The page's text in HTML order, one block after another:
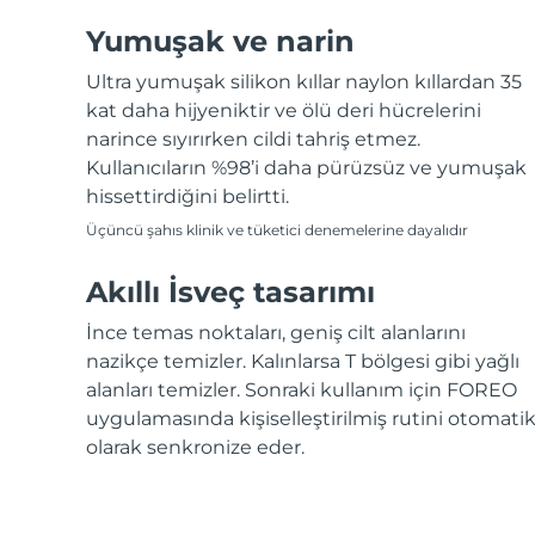
Yumuşak ve narin
Ultra yumuşak silikon kıllar naylon kıllardan 35
kat daha hijyeniktir ve ölü deri hücrelerini
narince sıyırırken cildi tahriş etmez.
Kullanıcıların %98’i daha pürüzsüz ve yumuşak
hissettirdiğini belirtti.
Üçüncü şahıs klinik ve tüketici denemelerine dayalıdır
Akıllı İsveç tasarımı
İnce temas noktaları, geniş cilt alanlarını
nazikçe temizler. Kalınlarsa T bölgesi gibi yağlı
alanları temizler. Sonraki kullanım için FOREO
uygulamasında kişiselleştirilmiş rutini otomatik
olarak senkronize eder.